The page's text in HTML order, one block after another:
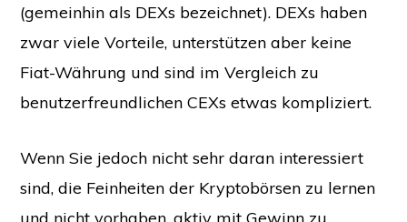
(gemeinhin als DEXs bezeichnet). DEXs haben
zwar viele Vorteile, unterstützen aber keine
Fiat-Währung und sind im Vergleich zu
benutzerfreundlichen CEXs etwas kompliziert.
Wenn Sie jedoch nicht sehr daran interessiert
sind, die Feinheiten der Kryptobörsen zu lernen
und nicht vorhaben, aktiv mit Gewinn zu